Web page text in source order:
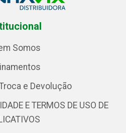
Somos
e Devolução
E TERMOS DE USO DE